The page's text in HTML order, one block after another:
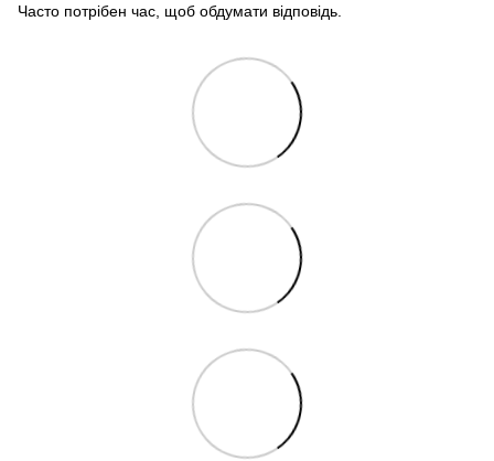
Часто потрібен час, щоб обдумати відповідь.